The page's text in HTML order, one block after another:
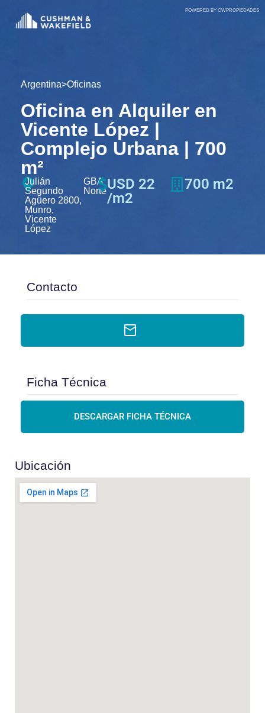
POWERED BY CWPROPIEDADES
Argentina>Oficinas
Oficina en Alquiler en
Vicente López |
Complejo Urbana | 700
m²
Julián
Segundo
Agüero 2800,
Munro,
Vicente
López
GBA
NorteUSD 22
/m2
700 m2
Contacto
Ficha Técnica
DESCARGAR FICHA TÉCNICA
Ubicación